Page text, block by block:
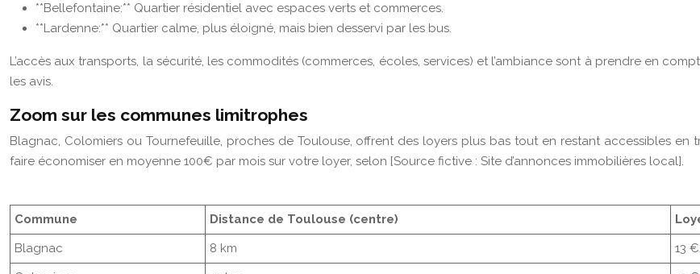
**Bellefontaine:** Quartier résidentiel avec espaces verts et commerces.
**Lardenne:** Quartier calme, plus éloigné, mais bien desservi par les bus.
L’accès aux transports, la sécurité, les commodités (commerces, écoles, services) et l’ambiance sont à prendre en
les avis.
Zoom sur les communes limitrophes
Blagnac, Colomiers ou Tournefeuille, proches de Toulouse, offrent des loyers plus bas tout en restant accessibles
faire économiser en moyenne 100€ par mois sur votre loyer, selon [Source fictive : Site d’annonces immobilières local].
Commune Distance de Toulouse (centre)
Blagnac
8 km
13